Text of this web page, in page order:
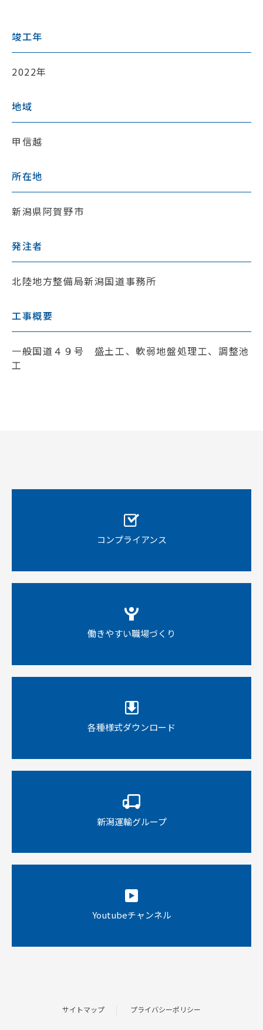
竣工年
2022年
地域
甲信越
所在地
新潟県阿賀野市
発注者
北陸地方整備局新潟国道事務所
工事概要
一般国道４９号 盛土工、軟弱地盤処理工、調整池
工
コンプライアンス
働きやすい職場づくり
各種様式ダウンロード
新潟運輸グループ
Youtubeチャンネル
サイトマップ プライバシーポリシー